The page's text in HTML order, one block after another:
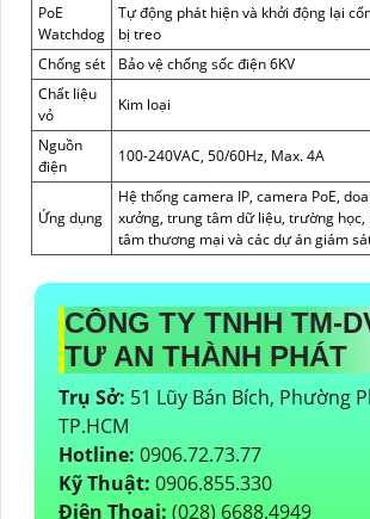
PoE
Watchdog
Tự động phát hiện và khởi động lại
bị treo
Chống sét
Bảo vệ chống sốc điện 6KV
Chất liệu
vỏ
Kim loại
Nguồn
điện
100-240VAC, 50/60Hz, Max. 4A
Ứng dụng
Hệ thống camera IP, camera PoE,
xưởng, trung tâm dữ liệu, trường học,
tâm thương mại và các dự án giám
CÔNG TY TNHH TM-
TƯ AN THÀNH PHÁT
Trụ Sở: 51 Lũy Bán Bích, Phường
TP.HCM
Hotline: 0906.72.73.77
Kỹ Thuật: 0906.855.330
Điện Thoại: (028) 6688.4949